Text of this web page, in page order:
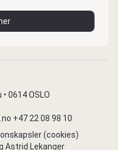
0614 OSLO
+47 22 08 98 10
(cookies)
Astrid Lekanger